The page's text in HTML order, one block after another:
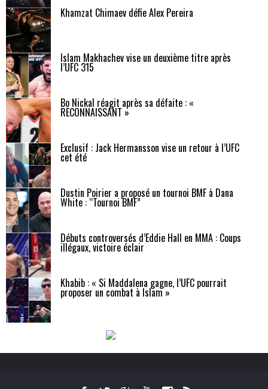
Khamzat Chimaev défie Alex Pereira
Islam Makhachev vise un deuxième titre après
l’UFC 315
Bo Nickal réagit après sa défaite : «
RECONNAISSANT »
Exclusif : Jack Hermansson vise un retour à l’UFC
cet été
Dustin Poirier a proposé un tournoi BMF à Dana
White : “Tournoi BMF”
Débuts controversés d’Eddie Hall en MMA : Coups
illégaux, victoire éclair
Khabib : « Si Maddalena gagne, l’UFC pourrait
proposer un combat à Islam »